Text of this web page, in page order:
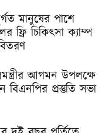
মানুষের পাশে
ফ্রি চিকিৎসা ক্যাম্প
আগমন উপলক্ষে
বিএনপির প্রস্তুতি সভা